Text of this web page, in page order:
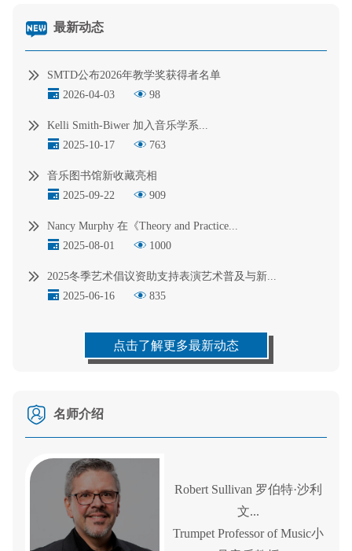
最新动态
SMTD公布2026年教学奖获得者名单
2026-04-03
98
Kelli Smith-Biwer 加入音乐学系...
2025-10-17
763
音乐图书馆新收藏亮相
2025-09-22
909
Nancy Murphy 在《Theory and Practice...
2025-08-01
1000
2025冬季艺术倡议资助支持表演艺术普及与新...
2025-06-16
835
点击了解更多最新动态
名师介绍
Robert Sullivan 罗伯特·沙利
文...
Trumpet Professor of Music小